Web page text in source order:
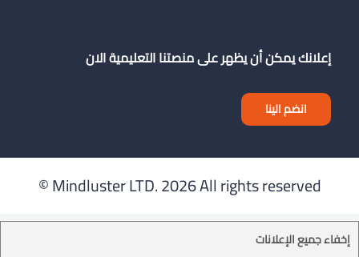
إعلانك يمكن أن يظهر على منصتنا التعليمية الان
انضم الينا
Mindluster LTD.2026 All rights reserved ©
إخفاء جميع الإعلانات